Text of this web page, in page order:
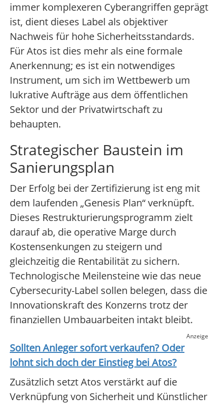
immer komplexeren Cyberangriffen geprägt
ist, dient dieses Label als objektiver
Nachweis für hohe Sicherheitsstandards.
Für Atos ist dies mehr als eine formale
Anerkennung; es ist ein notwendiges
Instrument, um sich im Wettbewerb um
lukrative Aufträge aus dem öffentlichen
Sektor und der Privatwirtschaft zu
behaupten.
Strategischer Baustein im
Sanierungsplan
Der Erfolg bei der Zertifizierung ist eng mit
dem laufenden „Genesis Plan“ verknüpft.
Dieses Restrukturierungsprogramm zielt
darauf ab, die operative Marge durch
Kostensenkungen zu steigern und
gleichzeitig die Rentabilität zu sichern.
Technologische Meilensteine wie das neue
Cybersecurity-Label sollen belegen, dass die
Innovationskraft des Konzerns trotz der
finanziellen Umbauarbeiten intakt bleibt.
Anzeige
Sollten Anleger sofort verkaufen? Oder
lohnt sich doch der Einstieg beiAtos?
Zusätzlich setzt Atos verstärkt auf die
Verknüpfung von Sicherheit und Künstlicher